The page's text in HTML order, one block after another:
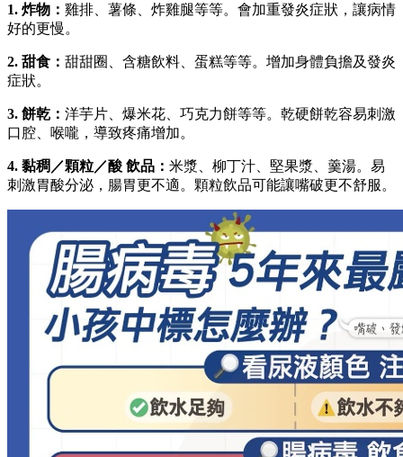
1. 炸物： 雞排、薯條、炸雞腿等等。會加重發炎症狀，讓病情
好的更慢。
2. 甜食： 甜甜圈、含糖飲料、蛋糕等等。增加身體負擔及發炎
症狀。
3. 餅乾： 洋芋片、爆米花、巧克力餅等等。乾硬餅乾容易刺激
口腔、喉嚨，導致疼痛增加。
4. 黏稠／顆粒／酸 飲品： 米漿、柳丁汁、堅果漿、羹湯。易
刺激胃酸分泌，腸胃更不適。顆粒飲品可能讓嘴破更不舒服。